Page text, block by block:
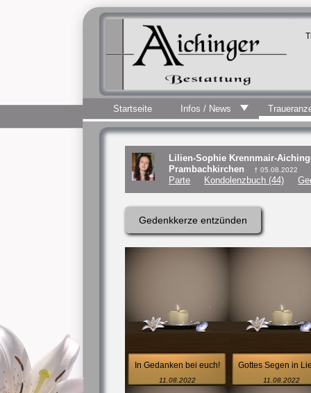
Startseite Infos / News
Lilien-Sophie Krennmair-
Prambachkirchen
† 05.08.2022
Parte Kondolenzbuch (44)
Gedenkkerze entzünden
In Gedanken bei euch!
11.08.2022
Gottes Segen in
11.08.2022